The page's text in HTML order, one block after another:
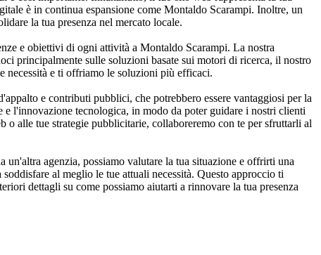
è in continua espansione come Montaldo Scarampi. Inoltre, un
la tua presenza nel mercato locale.
e obiettivi di ogni attività a Montaldo Scarampi. La nostra
principalmente sulle soluzioni basate sui motori di ricerca, il nostro
necessità e ti offriamo le soluzioni più efficaci.
e contributi pubblici, che potrebbero essere vantaggiosi per la
l'innovazione tecnologica, in modo da poter guidare i nostri clienti
alle tue strategie pubblicitarie, collaboreremo con te per sfruttarli al
un'altra agenzia, possiamo valutare la tua situazione e offrirti una
al meglio le tue attuali necessità. Questo approccio ti
dettagli su come possiamo aiutarti a rinnovare la tua presenza